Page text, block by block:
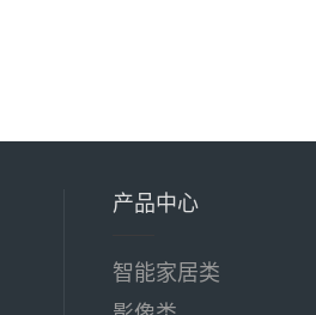
产品中心
智能家居类